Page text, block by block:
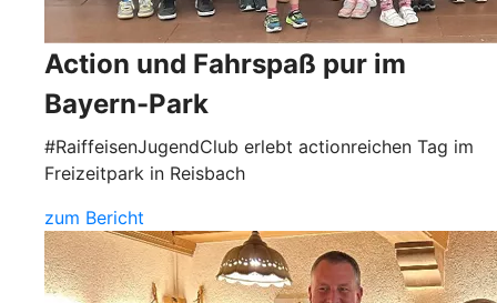
Action und Fahrspaß pur im
Bayern-Park
#RaiffeisenJugendClub erlebt actionreichen Tag im
Freizeitpark in Reisbach
zum Bericht